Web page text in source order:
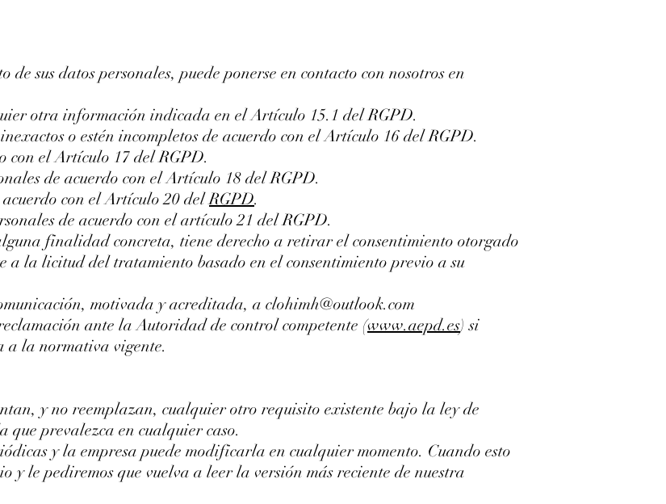
sus datos personales, puede ponerse en contacto con nosotros en
otra información indicada en el Artículo 15.1 del RGPD.
o estén incompletos de acuerdo con el Artículo 16 del RGPD.
con el Artículo 17 del RGPD.
de acuerdo con el Artículo 18 del RGPD.
con el Artículo 20 delRGPD.
de acuerdo con el artículo 21 del RGPD.
finalidad concreta, tiene derecho a retirar el consentimiento otorgado
a la licitud del tratamiento basado en el consentimiento previo a su
motivada y acreditada, a clohimh@outlook.com
ante la Autoridad de control competente (www.aepd.es) si
a la normativa vigente.
y no reemplazan, cualquier otro requisito existente bajo la ley de
que prevalezca en cualquier caso.
y la empresa puede modificarla en cualquier momento. Cuando esto
y le pediremos que vuelva a leer la versión más reciente de nuestra